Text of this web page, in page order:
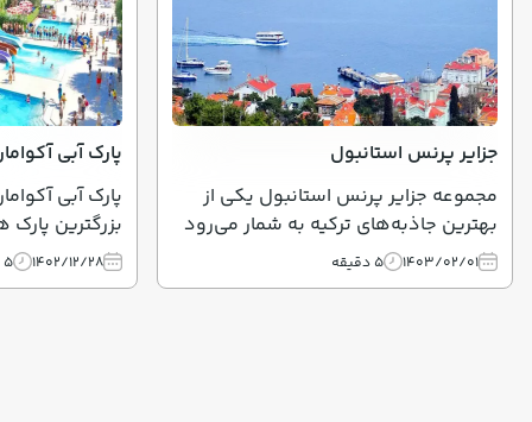
جزایر پرنس استانبول
مجموعه جزایر پرنس استانبول یکی از
بهترین جاذبه‌های ترکیه به شمار می‌رود
و از 9 جزیره زیبا تشکیل شده است. در
این مقاله، با این جزایر آشنا می‌شوید.
1403/02/01 5 دقیقه
پارک آبی
پارک آبی
بزرگترین
این مقاله با
کاری، آدرس و
1402/12/28 5 دقیقه